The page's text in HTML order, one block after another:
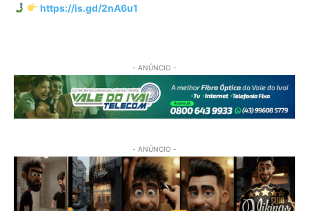
https://is.gd/2nA6u1
- ANÚNCIO -
- ANÚNCIO -